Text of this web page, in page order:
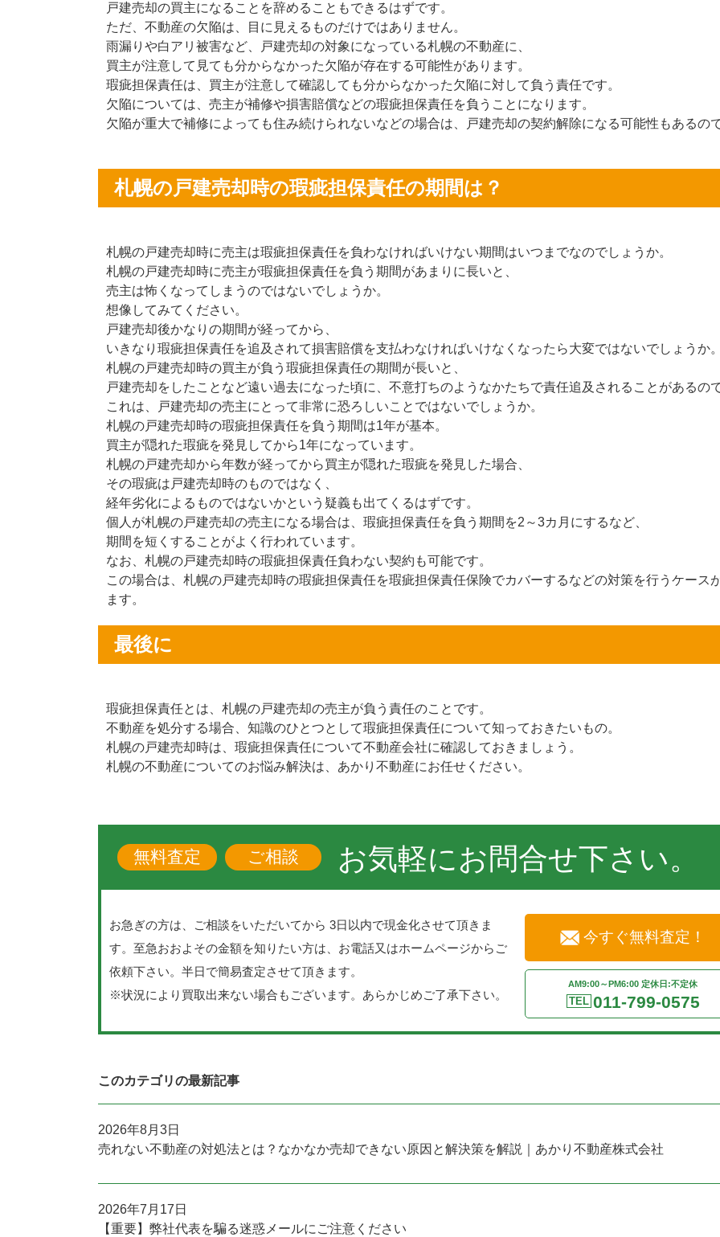
戸建売却の買主になることを辞めることもできるはずです。
ただ、不動産の欠陥は、目に見えるものだけではありません。
雨漏りや白アリ被害など、戸建売却の対象になっている札幌の不動産に、
買主が注意して見ても分からなかった欠陥が存在する可能性があります。
瑕疵担保責任は、買主が注意して確認しても分からなかった欠陥に対して負う責任です。
欠陥については、売主が補修や損害賠償などの瑕疵担保責任を負うことになります。
欠陥が重大で補修によっても住み続けられないなどの場合は、戸建売却の契約解除になる可能性もあるの
札幌の戸建売却時の瑕疵担保責任の期間は？
札幌の戸建売却時に売主は瑕疵担保責任を負わなければいけない期間はいつまでなのでしょうか。
札幌の戸建売却時に売主が瑕疵担保責任を負う期間があまりに長いと、
売主は怖くなってしまうのではないでしょうか。
想像してみてください。
戸建売却後かなりの期間が経ってから、
いきなり瑕疵担保責任を追及されて損害賠償を支払わなければいけなくなったら大変ではないでしょうか
札幌の戸建売却時の買主が負う瑕疵担保責任の期間が長いと、
戸建売却をしたことなど遠い過去になった頃に、不意打ちのようなかたちで責任追及されることがあるの
これは、戸建売却の売主にとって非常に恐ろしいことではないでしょうか。
札幌の戸建売却時の瑕疵担保責任を負う期間は1年が基本。
買主が隠れた瑕疵を発見してから1年になっています。
札幌の戸建売却から年数が経ってから買主が隠れた瑕疵を発見した場合、
その瑕疵は戸建売却時のものではなく、
経年劣化によるものではないかという疑義も出てくるはずです。
個人が札幌の戸建売却の売主になる場合は、瑕疵担保責任を負う期間を2～3カ月にするなど、
期間を短くすることがよく行われています。
なお、札幌の戸建売却時の瑕疵担保責任負わない契約も可能です。
この場合は、札幌の戸建売却時の瑕疵担保責任を瑕疵担保責任保険でカバーするなどの対策を行うケース
ます。
最後に
瑕疵担保責任とは、札幌の戸建売却の売主が負う責任のことです。
不動産を処分する場合、知識のひとつとして瑕疵担保責任について知っておきたいもの。
札幌の戸建売却時は、瑕疵担保責任について不動産会社に確認しておきましょう。
札幌の不動産についてのお悩み解決は、あかり不動産にお任せください。
無料査定 ご相談 お気軽にお問合せ下さい。
お急ぎの方は、ご相談をいただいてから 3日以内で現金化させて頂きま
す。至急おおよその金額を知りたい方は、お電話又はホームページからご
依頼下さい。半日で簡易査定させて頂きます。
※状況により買取出来ない場合もございます。あらかじめご了承下さい。
今すぐ無料査定！
AM9:00～PM6:00 定休日:不定休
TEL 011-799-0575
このカテゴリの最新記事
2026年8月3日
売れない不動産の対処法とは？なかなか売却できない原因と解決策を解説｜あかり不動産株式会社
2026年7月17日
【重要】弊社代表を騙る迷惑メールにご注意ください